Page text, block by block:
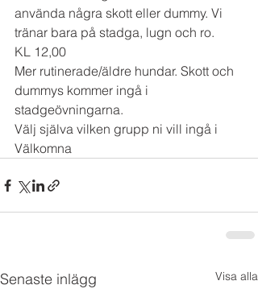
använda några skott eller dummy. Vi
tränar bara på stadga, lugn och ro.
KL 12,00
Mer rutinerade/äldre hundar. Skott och
dummys kommer ingå i
stadgeövningarna.
Välj själva vilken grupp ni vill ingå i
Välkomna
Senaste inlägg Visa alla